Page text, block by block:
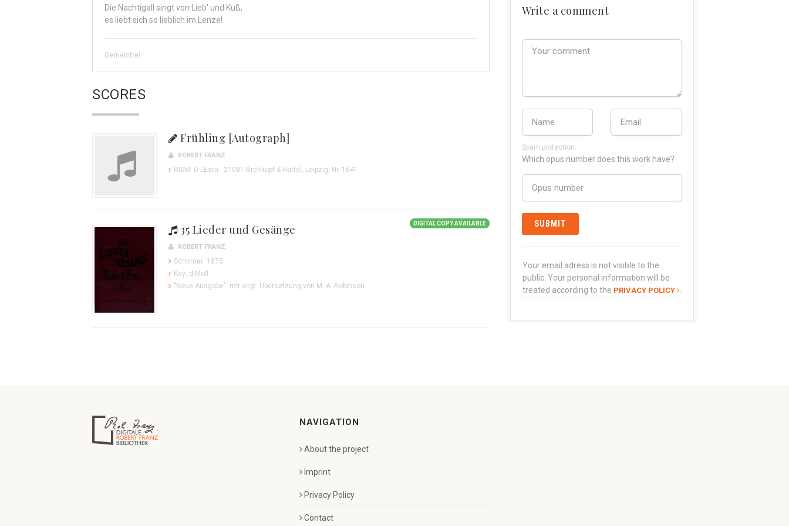
Die Nachtigall singt von Lieb' und Kuß,
es liebt sich so lieblich im Lenze!
Gemeinfrei
SCORES
Frühling [Autograph]
ROBERT FRANZ
RISM: D-LEsta - 21081 Breitkopf & Härtel, Leipzig, Nr. 1641
DIGITAL COPY AVAILABLE
35 Lieder und Gesänge
ROBERT FRANZ
Schirmer: 1875
Key: d-Moll
"Neue Ausgabe", mit engl. Übersetzung von M. A. Robinson
Write a comment
Spam protection:
Which opus number does this work have?
Your email adress is not visible to the
public. Your personal information will be
treated according to the PRIVACY POLICY .
NAVIGATION
About the project
Imprint
Privacy Policy
Contact